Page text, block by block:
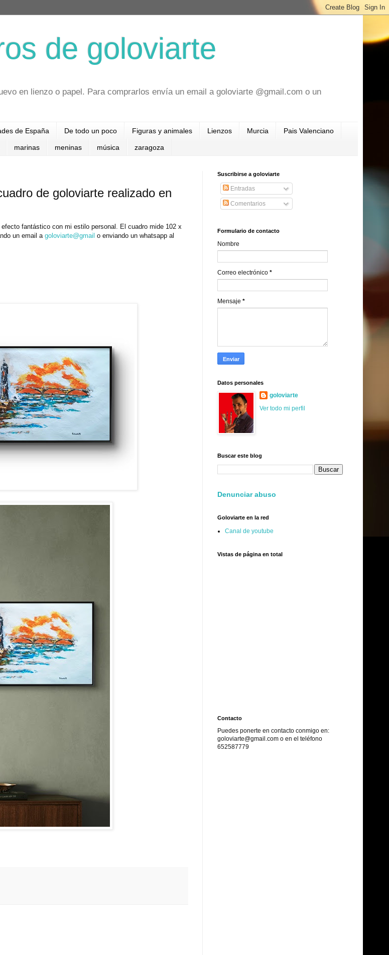
de goloviarte
en lienzo o papel. Para comprarlos envía un email a goloviarte @gmail.com o un
de España De todo un poco Figuras y animales Lienzos Murcia Pais Valenciano
marinas meninas música zaragoza
de goloviarte realizado en
fantástico con mi estilo personal. El cuadro mide 102 x
un email a goloviarte@gmail o enviando un whatsapp al
Suscribirse a goloviarte
Entradas
Comentarios
Formulario de contacto
Nombre
Correo electrónico *
Mensaje *
Datos personales
goloviarte
Ver todo mi perfil
Buscar este blog
Denunciar abuso
Goloviarte en la red
Canal de youtube
Vistas de página en total
Contacto
Puedes ponerte en contacto conmigo en:
goloviarte@gmail.com o en el teléfono
652587779